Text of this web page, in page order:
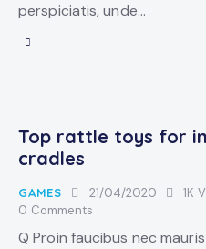
perspiciatis, unde…
Top rattle toys for
cradles
GAMES 21/04/2020 1K
0 Comments
Q Proin faucibus nec